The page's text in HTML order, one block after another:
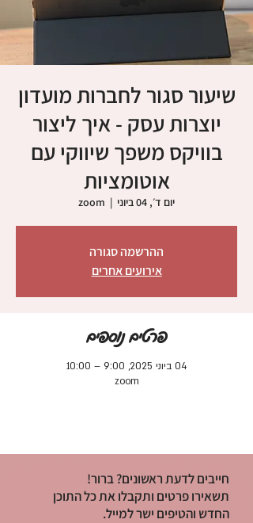
שיעור סגור לחברות מועדון
יוצרות עסק - איך ליצור
בוויקס משפך שיווקי עם
אוטומציות
יום ד׳, 04 ביוני
  |
zoom
ההרשמה סגורה
אירועים אחרים
פרטים נוספים
04 ביוני 2025, 9:00 – 10:00
zoom
חייבים לדעת ראשונים? ברור!
תשאירו פרטים ותקבלו את כל התוכן
החדש והטיפים ישר למייל.